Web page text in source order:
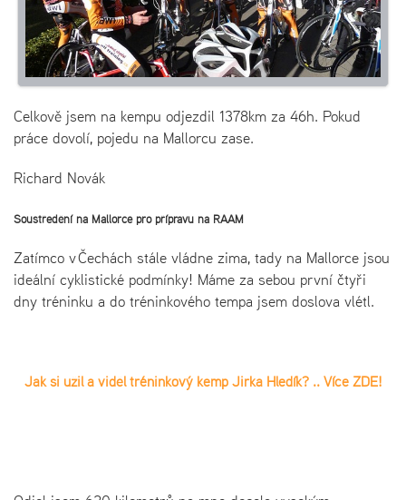
Celkově jsem na kempu odjezdil 1378km za 46h. Pokud
práce dovolí, pojedu na Mallorcu zase.
Richard Novák
Soustředění na Mallorce pro přípravu na RAAM
Zatímco v Čechách stále vládne zima, tady na Mallorce jsou
ideální cyklistické podmínky! Máme za sebou první čtyři
dny tréninku a do tréninkového tempa jsem doslova vlétl.
Jak si užil a viděl tréninkový kemp Jirka Hledík? .. Více ZDE!